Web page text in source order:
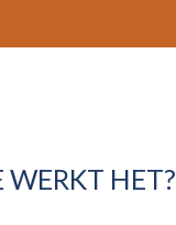
WERKT HET?